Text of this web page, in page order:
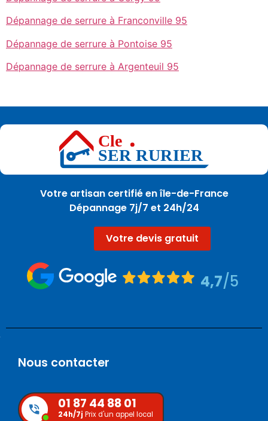
Dépannage de serrure à Franconville 95
Dépannage de serrure à Pontoise 95
Dépannage de serrure à Argenteuil 95
Votre artisan certifié en île-de-France
Dépannage 7j/7 et 24h/24
Votre devis gratuit
4,7/5
Nous contacter
01 87 44 88 01
24h/7j Prix d'un appel local